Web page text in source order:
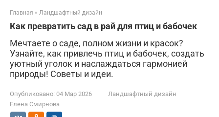
Главная » Ландшафтный дизайн
Как превратить сад в рай для птиц и бабочек
Мечтаете о саде, полном жизни и красок?
Узнайте, как привлечь птиц и бабочек, создать
уютный уголок и наслаждаться гармонией
природы! Советы и идеи.
Опубликовано: 04 Мар 2026
Ландшафтный дизайн
Елена Смирнова